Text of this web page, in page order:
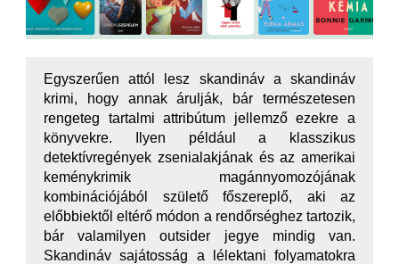
Egyszerűen attól lesz skandináv a skandináv
krimi, hogy annak árulják, bár természetesen
rengeteg tartalmi attribútum jellemző ezekre a
könyvekre. Ilyen például a klasszikus
detektívregények zsenialakjának és az amerikai
keménykrimik magánnyomozójának
kombinációjából születő főszereplő, aki az
előbbiektől eltérő módon a rendőrséghez tartozik,
bár valamilyen outsider jegye mindig van.
Skandináv sajátosság a lélektani folyamatokra